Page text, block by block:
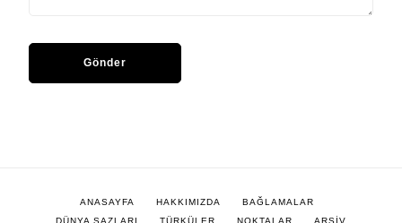
ANASAYFA HAKKIMIZDA
BAĞLAMALAR
DÜNYA SAZLARI
TÜRKÜLER NOKTALAR ARŞİV